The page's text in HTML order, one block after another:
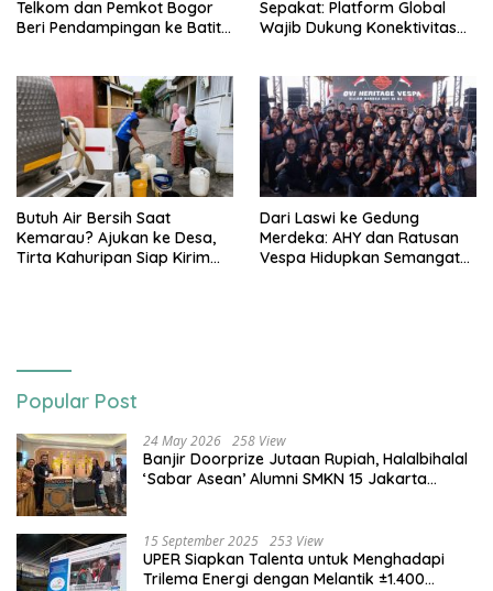
Telkom dan Pemkot Bogor
Beri Pendampingan ke Batita
Sepakat: Platform Global
Wajib Dukung Konektivitas
Butuh Air Bersih Saat
Kemarau? Ajukan ke Desa,
Tirta Kahuripan Siap Kirim
Dari Laswi ke Gedung
Merdeka: AHY dan Ratusan
Vespa Hidupkan Semangat
Popular Post
24 May 2026 258 View
Banjir Doorprize Jutaan Rupiah, Halalbihalal
‘Sabar Asean’ Alumni SMKN 15 Jakarta
15 September 2025 253 View
UPER Siapkan Talenta untuk Menghadapi
Trilema Energi dengan Melantik ±1.400